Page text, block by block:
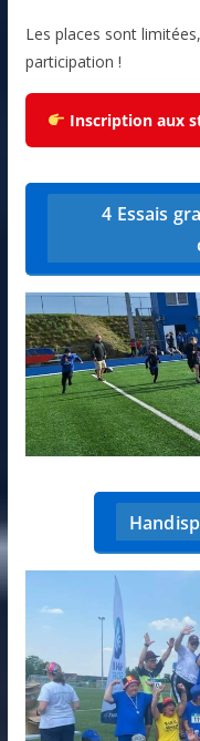
Les places sont
participation !
Inscription aux
4 Essais